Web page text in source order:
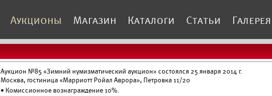
Аукционы Магазин Каталоги Статьи Галерея
Аукцион №85 «Зимний нумизматический аукцион» состоялся 25 января 2014 г.
Москва, гостиница «Марриотт Ройал Аврора», Петровка 11/20
• Комиссионное вознаграждение 10%.